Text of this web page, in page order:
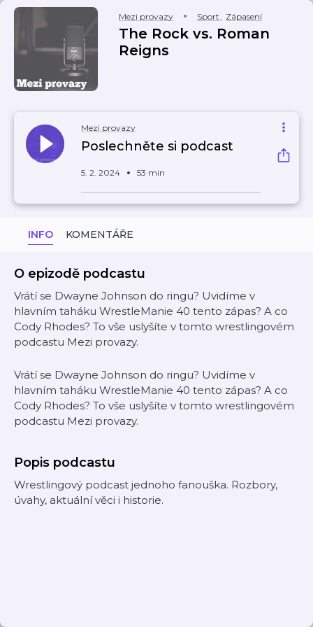
Mezi provazy Sport, Zápasení
The Rock vs. Roman
Reigns
Mezi provazy
Poslechněte si podcast
5. 2. 2024 53 min
INFO KOMENTÁŘE
O epizodě podcastu
Vrátí se Dwayne Johnson do ringu? Uvidíme v
hlavním taháku WrestleManie 40 tento zápas? A co
Cody Rhodes? To vše uslyšíte v tomto wrestlingovém
podcastu Mezi provazy.
Vrátí se Dwayne Johnson do ringu? Uvidíme v
hlavním taháku WrestleManie 40 tento zápas? A co
Cody Rhodes? To vše uslyšíte v tomto wrestlingovém
podcastu Mezi provazy.
Popis podcastu
Wrestlingový podcast jednoho fanouška. Rozbory,
úvahy, aktuální věci i historie.